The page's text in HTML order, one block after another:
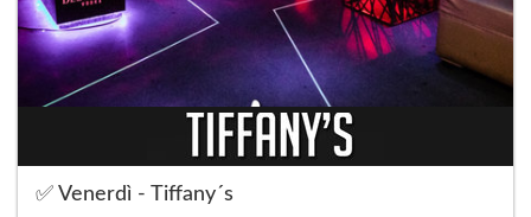
✅ Venerdì - Tiffany´s